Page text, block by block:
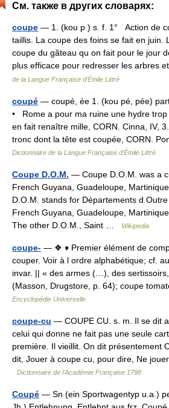
См. также в других словарях:
coupe — 1. (kou p ) s. f. 1° Action de
taillis. La coupe des foins se fait en juin.
coupe du gâteau qu on fait pour le jour
plus efficace pour redresser les
de la Langue Française d'Émile Littré
coupé — coupé, ée 1. (kou pé, pée)
• Rome a pour ma ruine une hydre
en fait renaître mille, CORN. Cinna, IV,
tronc dont la tête est coupée, CORN.
Dictionnaire de la Langue Française d'Émile Littré
Coupe D.O.M. — Coupe D.O.M. was a
French Guyana, Guadeloupe,
D.O.M. stands for Départements d
French Guyana, Guadeloupe,
The other D.O.M., Saint …
Wikipedia
coupe- — ❖ ♦ Premier élément de
couper. Voir à l ordre alphabétique; cf.
invar. || « des armes (…), des
(Masson, Drugstore, p. 64); coupe
Encyclopédie Universelle
coupe-cu — COUPE CU. s. m. Il se dit
celui qui donne ne fait pas une seule
première. Il vieillit. On dit présentement
dit, Jouer à coupe cu, pour dire, Ne
Dictionnaire de l'Académie Française 1798
Coupé — Sn (ein Sportwagentyp u.a.)